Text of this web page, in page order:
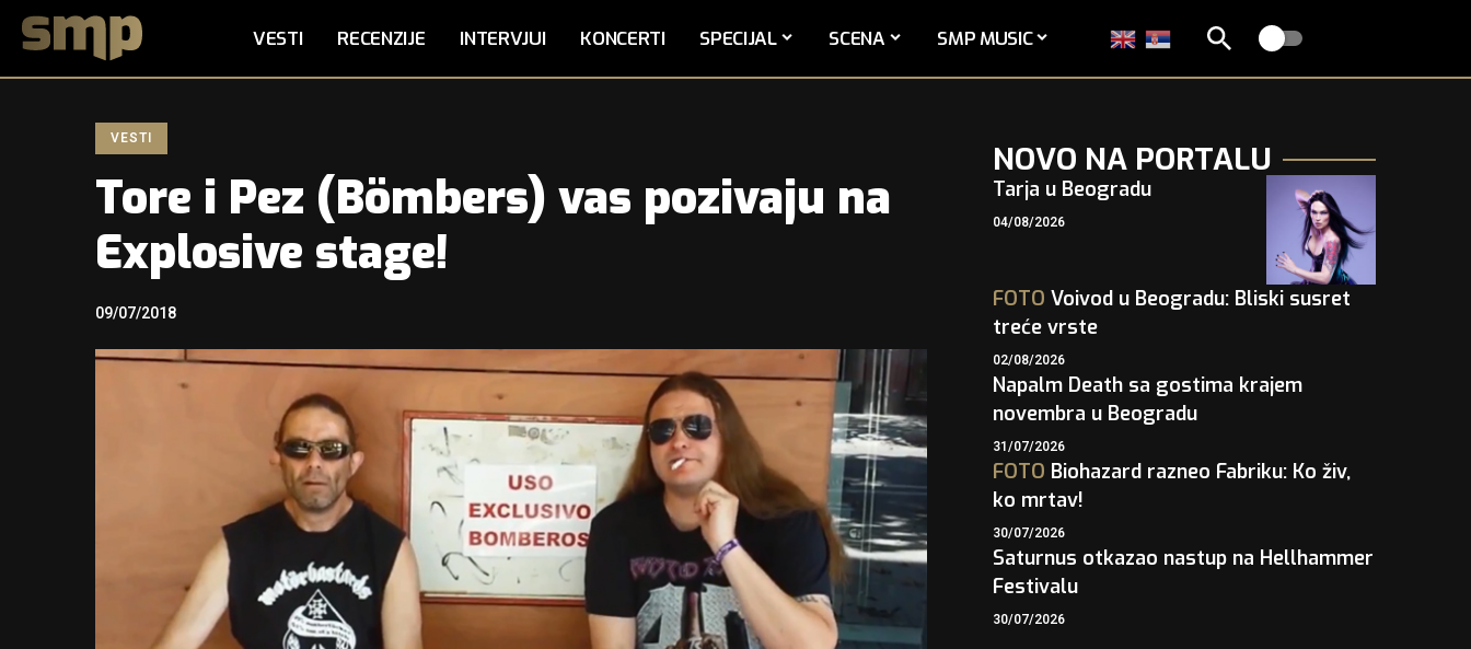
VESTI RECENZIJE INTERVJUI KONCERTI SPECIJAL SCENA SMP MUSIC
VESTI
Tore i Pez (Bömbers) vas pozivaju na
Explosive stage!
09/07/2018
NOVO NA PORTALU
Tarja u Beogradu
04/08/2026
FOTO Voivod u Beogradu: Bliski susret
treće vrste
02/08/2026
Napalm Death sa gostima krajem
novembra u Beogradu
31/07/2026
FOTO Biohazard razneo Fabriku: Ko živ,
ko mrtav!
30/07/2026
Saturnus otkazao nastup na Hellhammer
Festivalu
30/07/2026